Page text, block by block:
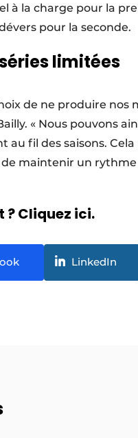
à la charge pour la
pour la seconde.
limitées
de ne produire nos
« Nous pouvons
au fil des saisons.
maintenir un
Cliquez ici.
LinkedIn